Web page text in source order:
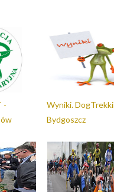
-
Wyniki.
Bydgoszcz